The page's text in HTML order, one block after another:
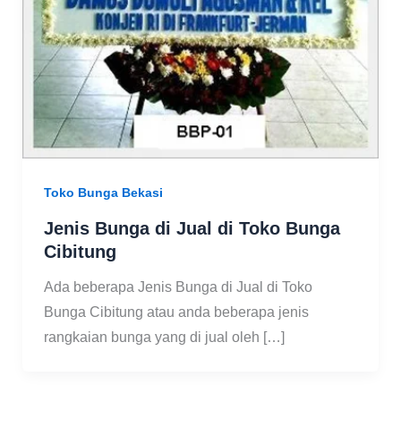
Toko Bunga Bekasi
Jenis Bunga di Jual di Toko Bunga
Cibitung
Ada beberapa Jenis Bunga di Jual di Toko
Bunga Cibitung atau anda beberapa jenis
rangkaian bunga yang di jual oleh […]